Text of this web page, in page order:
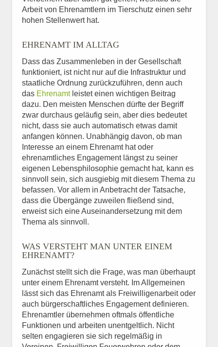
Arbeit von Ehrenamtlern im Tierschutz einen sehr
hohen Stellenwert hat.
EHRENAMT IM ALLTAG
Dass das Zusammenleben in der Gesellschaft
funktioniert, ist nicht nur auf die Infrastruktur und
staatliche Ordnung zurückzuführen, denn auch
das Ehrenamtleistet einen wichtigen Beitrag
dazu. Den meisten Menschen dürfte der Begriff
zwar durchaus geläufig sein, aber dies bedeutet
nicht, dass sie auch automatisch etwas damit
anfangen können. Unabhängig davon, ob man
Interesse an einem Ehrenamt hat oder
ehrenamtliches Engagement längst zu seiner
eigenen Lebensphilosophie gemacht hat, kann es
sinnvoll sein, sich ausgiebig mit diesem Thema zu
befassen. Vor allem in Anbetracht der Tatsache,
dass die Übergänge zuweilen fließend sind,
erweist sich eine Auseinandersetzung mit dem
Thema als sinnvoll.
WAS VERSTEHT MAN UNTER EINEM
EHRENAMT?
Zunächst stellt sich die Frage, was man überhaupt
unter einem Ehrenamt versteht. Im Allgemeinen
lässt sich das Ehrenamt als Freiwilligenarbeit oder
auch bürgerschaftliches Engagement definieren.
Ehrenamtler übernehmen oftmals öffentliche
Funktionen und arbeiten unentgeltlich. Nicht
selten engagieren sie sich regelmäßig in